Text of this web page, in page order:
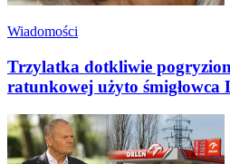
Wiadomości
Trzylatka dotkliwie
ratunkowej użyto śmigłowca